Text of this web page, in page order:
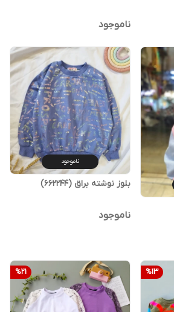
ناموجود
ناموجود
بلوز نوشته براق (662244)
ناموجود
%13
%21